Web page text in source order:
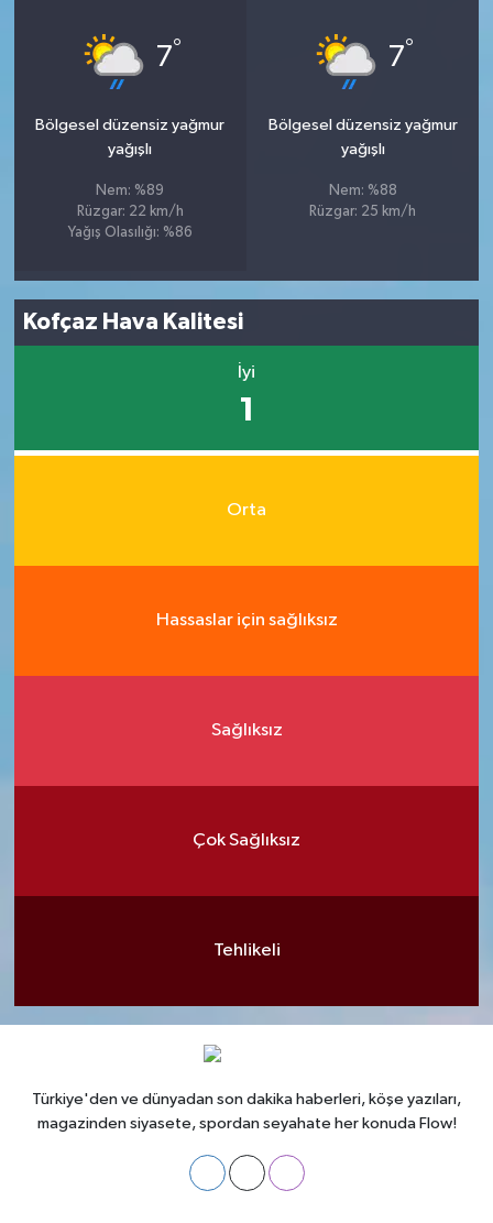
7°
Bölgesel düzensiz yağmur
yağışlı
Nem: %89
Rüzgar: 22 km/h
Yağış Olasılığı: %86
7°
Bölgesel düzensiz yağmur
yağışlı
Nem: %88
Rüzgar: 25 km/h
Kofçaz Hava Kalitesi
İyi
1
Orta
Hassaslar için sağlıksız
Sağlıksız
Çok Sağlıksız
Tehlikeli
Türkiye'den ve dünyadan son dakika haberleri, köşe yazıları,
magazinden siyasete, spordan seyahate her konuda Flow!